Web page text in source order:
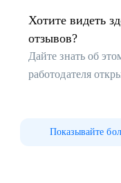
Хотите видеть
отзывов?
Дайте знать об
работодателя
Показывайте